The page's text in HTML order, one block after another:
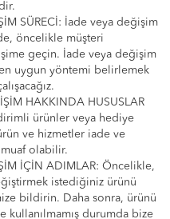
SÜRECİ: İade veya değişim
öncelikle müşteri
geçin. İade veya değişim
uygun yöntemi belirlemek
HAKKINDA HUSUSLAR
ürünler veya hediye
ve hizmetler iade ve
olabilir.
İÇİN ADIMLAR: Öncelikle,
istediğiniz ürünü
bildirin. Daha sonra, ürünü
kullanılmamış durumda bize